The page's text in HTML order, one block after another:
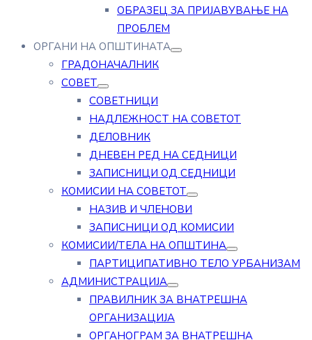
ОБРАЗЕЦ ЗА ПРИЈАВУВАЊЕ НА
ПРОБЛЕМ
ОРГАНИ НА ОПШТИНАТА
ГРАДОНАЧАЛНИК
СОВЕТ
СОВЕТНИЦИ
НАДЛЕЖНОСТ НА СОВЕТОТ
ДЕЛОВНИК
ДНЕВЕН РЕД НА СЕДНИЦИ
ЗАПИСНИЦИ ОД СЕДНИЦИ
КОМИСИИ НА СОВЕТОТ
НАЗИВ И ЧЛЕНОВИ
ЗАПИСНИЦИ ОД КОМИСИИ
КОМИСИИ/ТЕЛА НА ОПШТИНА
ПАРТИЦИПАТИВНО ТЕЛО УРБАНИЗАМ
АДМИНИСТРАЦИЈА
ПРАВИЛНИК ЗА ВНАТРЕШНА
ОРГАНИЗАЦИЈА
ОРГАНОГРАМ ЗА ВНАТРЕШНА